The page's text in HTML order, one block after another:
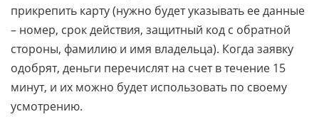
прикрепить карту (нужно будет указывать ее данные
– номер, срок действия, защитный код с обратной
стороны, фамилию и имя владельца). Когда заявку
одобрят, деньги перечислят на счет в течение 15
минут, и их можно будет использовать по своему
усмотрению.